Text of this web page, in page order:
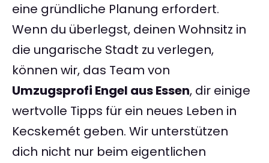
eine gründliche Planung erfordert.
Wenn du überlegst, deinen Wohnsitz in
die ungarische Stadt zu verlegen,
können wir, das Team von
Umzugsprofi Engel aus Essen, dir einige
wertvolle Tipps für ein neues Leben in
Kecskemét geben. Wir unterstützen
dich nicht nur beim eigentlichen